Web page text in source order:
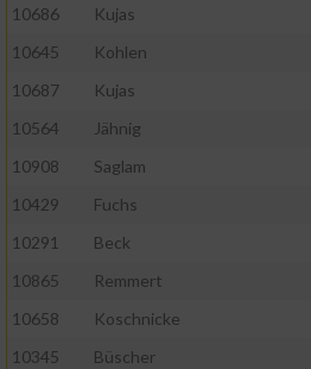
10686
Kujas
10645
Kohlen
10687
Kujas
10564
Jähnig
10908
Saglam
10429
Fuchs
10291
Beck
10865
Remmert
10658
Koschnicke
10345
Büscher